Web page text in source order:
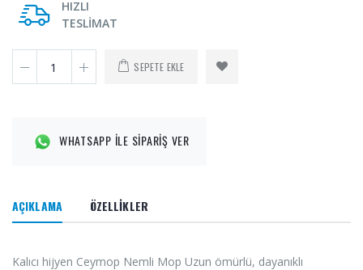
HIZLI
TESLİMAT
SEPETE EKLE
WHATSAPP İLE SİPARİŞ VER
AÇIKLAMA ÖZELLİKLER
Kalıcı hijyen Ceymop Nemli Mop Uzun ömürlü, dayanıklı